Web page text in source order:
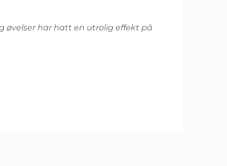
øvelser har hatt en utrolig effekt på